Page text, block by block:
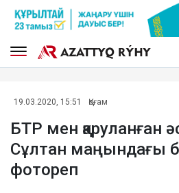
19.03.2020, 15:51 Қоғам
БТР мен қаруланған
Сұлтан маңындағы
фотореп